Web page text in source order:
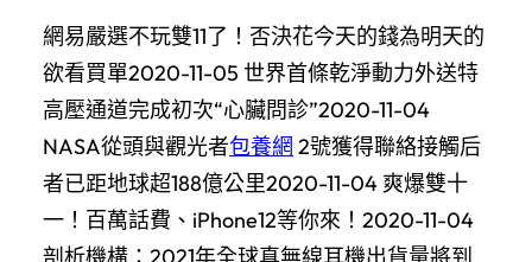
網易嚴選不玩雙11了！否決花今天的錢為明天的
欲看買單2020-11-05 世界首條乾淨動力外送特
高壓通道完成初次“心臟問診”2020-11-04
NASA從頭與觀光者包養網 2號獲得聯絡接觸后
者已距地球超188億公里2020-11-04 爽爆雙十
一！百萬話費、iPhone12等你來！2020-11-04
剖析機構：2021年全球真無線耳機出貨量將到